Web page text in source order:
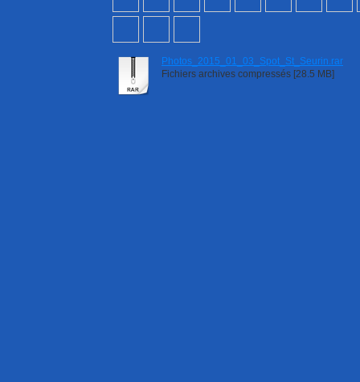
Photos_2015_01_03_Spot_St_Seurin.rar
Fichiers archives compressés [28.5 MB]